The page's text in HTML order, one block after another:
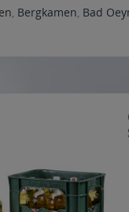
, Bergkamen, Bad